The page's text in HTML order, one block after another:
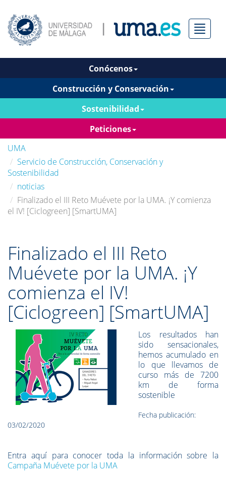
Menú
Conócenos
Construcción y Conservación
Sostenibilidad
Peticiones
UMA
Servicio de Construcción, Conservación y
Sostenibilidad
noticias
Finalizado el III Reto Muévete por la UMA. ¡Y comienza
el IV! [Ciclogreen] [SmartUMA]
Finalizado el III Reto
Muévete por la UMA. ¡Y
comienza el IV!
[Ciclogreen] [SmartUMA]
Los resultados han
sido sensacionales,
hemos acumulado en
lo que llevamos de
curso más de 7200
km de forma
sostenible
Fecha publicación:
03/02/2020
Entra aquí para conocer toda la información sobre la
Campaña Muévete por la UMA